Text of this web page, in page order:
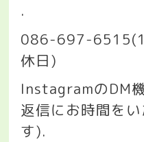
.
086-697-
休日)
InstagramのDM
返信にお時間を
す).